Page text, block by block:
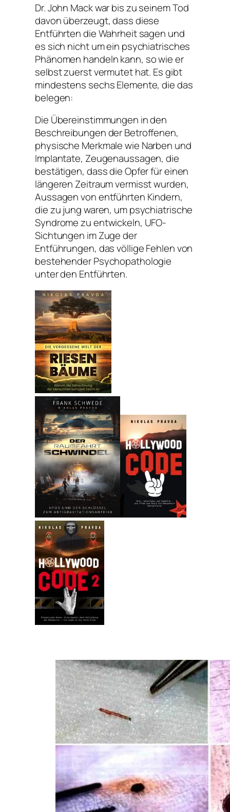
Dr. John Mack war bis zu seinem Tod
davon überzeugt, dass diese
Entführten die Wahrheit sagen und
es sich nicht um ein psychiatrisches
Phänomen handeln kann, so wie er
selbst zuerst vermutet hat. Es gibt
mindestens sechs Elemente, die das
belegen:
Die Übereinstimmungen in den
Beschreibungen der Betroffenen,
physische Merkmale wie Narben und
Implantate, Zeugenaussagen, die
bestätigen, dass die Opfer für einen
längeren Zeitraum vermisst wurden,
Aussagen von entführten Kindern,
die zu jung waren, um psychiatrische
Syndrome zu entwickeln, UFO-
Sichtungen im Zuge der
Entführungen, das völlige Fehlen von
bestehender Psychopathologie
unter den Entführten.